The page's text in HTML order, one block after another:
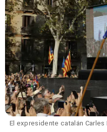
El expresidente catalán